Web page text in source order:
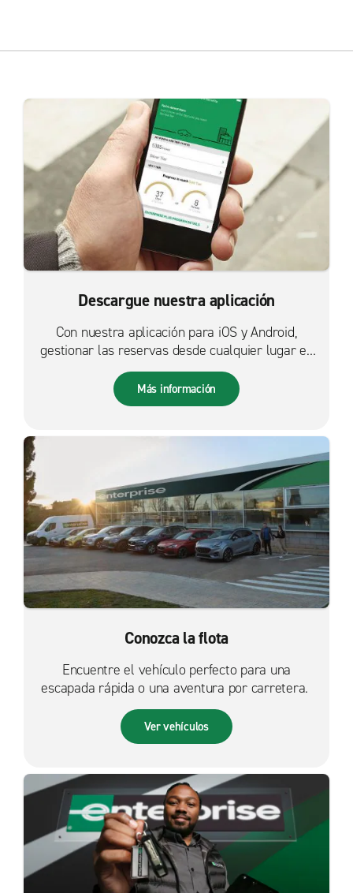
Descargue nuestra aplicación
Con nuestra aplicación para iOS y Android,
gestionar las reservas desde cualquier lugar es
más fácil que nunca.
Más información
Conozca la flota
Encuentre el vehículo perfecto para una
escapada rápida o una aventura por carretera.
Ver vehículos